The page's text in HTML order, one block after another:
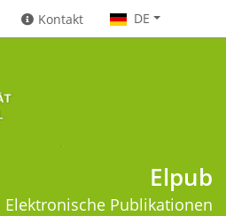
Kontakt DE
Elpub
Elektronische Publikationen